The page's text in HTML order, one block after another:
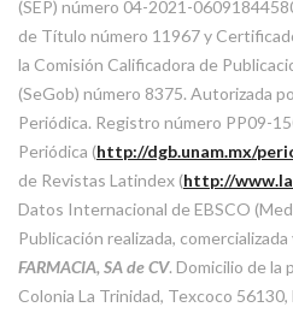
(SEP) número 04-2021-
de Título número 11967 y
la Comisión Calificadora de
(SeGob) número 8375. Autorizada
Periódica. Registro número PP09-
Periódica (http://dgb.unam.mx/
de Revistas Latindex (http://
Datos Internacional de EBSCO
Publicación realizada,
FARMACIA, SA de CV. Domicilio de la
Colonia La Trinidad, Texcoco